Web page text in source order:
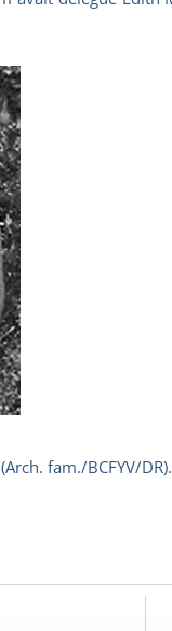
fam./BCFYV/DR).